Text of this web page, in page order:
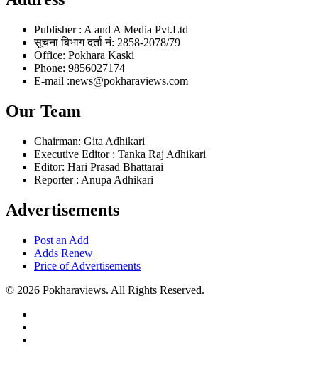
Publisher : A and A Media Pvt.Ltd
सूचना बिभाग दर्ता नं: 2858-2078/79
Office: Pokhara Kaski
Phone: 9856027174
E-mail :news@pokharaviews.com
Our Team
Chairman: Gita Adhikari
Executive Editor : Tanka Raj Adhikari
Editor: Hari Prasad Bhattarai
Reporter : Anupa Adhikari
Advertisements
Post an Add
Adds Renew
Price of Advertisements
© 2026 Pokharaviews. All Rights Reserved.